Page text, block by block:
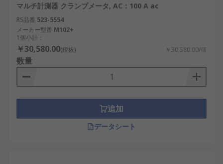
マルチ計測器 クランプメータ, AC：100 A ac
RS品番 523-5554
メーカー型番 M102+
1個小計：
￥30,580.00(税抜) ￥30,580.00/個
数量
追加
データシート